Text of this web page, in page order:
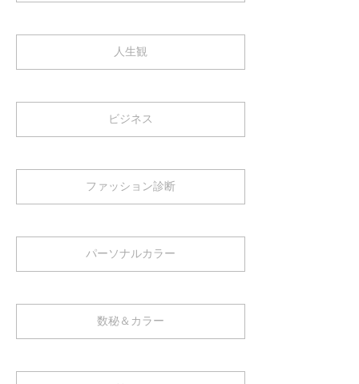
人生観
ビジネス
ファッション診断
パーソナルカラー
数秘＆カラー